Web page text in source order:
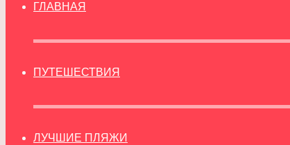
ГЛАВНАЯ
ПУТЕШЕСТВИЯ
ЛУЧШИЕ ПЛЯЖИ